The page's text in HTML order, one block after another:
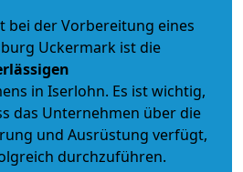
bei der Vorbereitung eines
Uckermark ist die
in Iserlohn. Es ist wichtig,
das Unternehmen über die
und Ausrüstung verfügt,
durchzuführen.